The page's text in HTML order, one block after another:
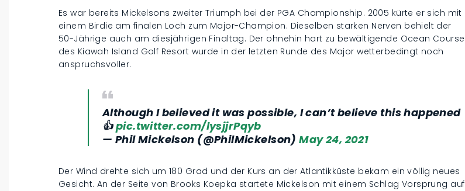
Es war bereits Mickelsons zweiter Triumph bei der PGA Championship. 2005 kürte er sich mit
einem Birdie am finalen Loch zum Major-Champion. Dieselben starken Nerven behielt der
50-Jährige auch am diesjährigen Finaltag. Der ohnehin hart zu bewältigende Ocean Course
des Kiawah Island Golf Resort wurde in der letzten Runde des Major wetterbedingt noch
anspruchsvoller.
Although I believed it was possible, I can’t believe this happened
👍pic.twitter.com/lysjjrPqyb
— Phil Mickelson (@PhilMickelson)May 24, 2021
Der Wind drehte sich um 180 Grad und der Kurs an der Atlantikküste bekam ein völlig neues
Gesicht. An der Seite von Brooks Koepka startete Mickelson mit einem Schlag Vorsprung auf